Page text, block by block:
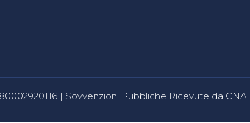
| Sovvenzioni Pubbliche Ricevute da CNA